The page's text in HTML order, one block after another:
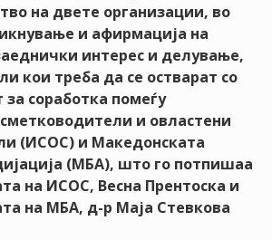
на двете организации, во
и афирмација на
интерес и делување,
кои треба да се остварат со
соработка помеѓу
и овластени
(ИСОС) и Македонската
(МБА), што го потпишаа
на ИСОС, Весна Прентоска и
на МБА, д-р Маја Стевкова